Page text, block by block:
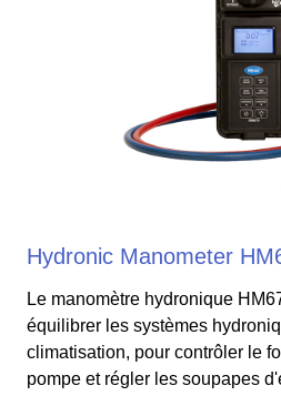
Hydronic Manometer
Le manomètre hydronique
équilibrer les systèmes
climatisation, pour contrôler le
pompe et régler les soupapes